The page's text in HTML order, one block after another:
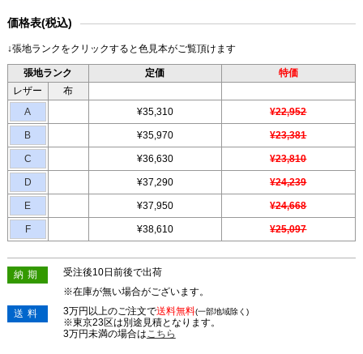
価格表(税込)
↓張地ランクをクリックすると色見本がご覧頂けます
張地ランク 定価
特価
レザー
布
A
¥35,310 ¥22,952
B ¥35,970 ¥23,381
C ¥36,630 ¥23,810
D ¥37,290 ¥24,239
E ¥37,950 ¥24,668
F ¥38,610 ¥25,097
納期
受注後10日前後で出荷
※在庫が無い場合がございます。
送料
3万円以上のご注文で送料無料(一部地域除く)
※東京23区は別途見積となります。
3万円未満の場合はこちら